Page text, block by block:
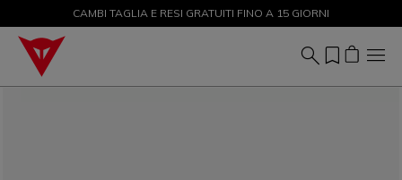
SALDI FINO AL 50% - ACQUISTA ORA
CAMBI TAGLIA E RESI GRATUITI FINO A 15 GIORNI